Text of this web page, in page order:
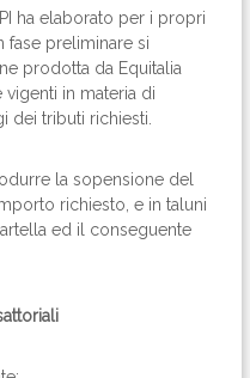
ha elaborato per i propri
fase preliminare si
prodotta da Equitalia
vigenti in materia di
dei tributi richiesti.
la sopensione del
richiesto, e in taluni
ed il conseguente